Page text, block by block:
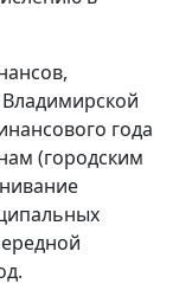
года
(городским